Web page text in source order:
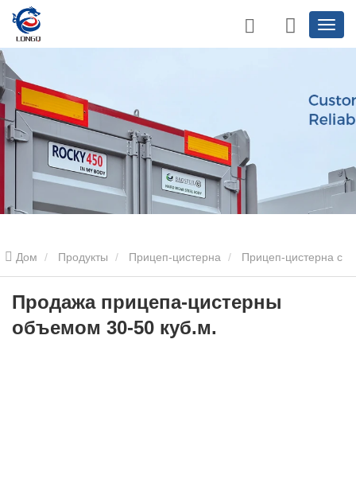
Дом Продукты Прицеп-цистерна Прицеп-цистерна с
порошком
Продажа прицепа-цистерны
объемом 30-50 куб.м.